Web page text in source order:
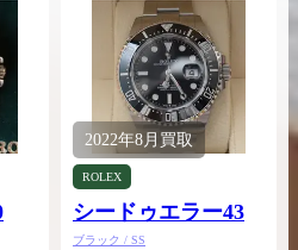
ンの買取価格や
解説
2025.05.16
ケリーアドの買取
取相場や高く売れ
ケリー相場解
2022年8月 買取
ROLEX
シードゥエラー43
ブラック / SS